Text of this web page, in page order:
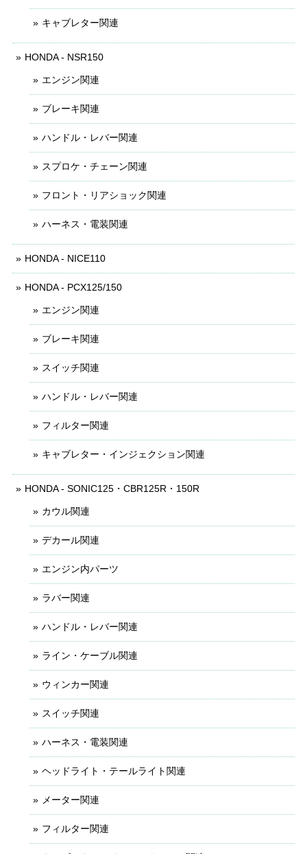
キャブレター関連
HONDA - NSR150
エンジン関連
ブレーキ関連
ハンドル・レバー関連
スプロケ・チェーン関連
フロント・リアショック関連
ハーネス・電装関連
HONDA - NICE110
HONDA - PCX125/150
エンジン関連
ブレーキ関連
スイッチ関連
ハンドル・レバー関連
フィルター関連
キャブレター・インジェクション関連
HONDA - SONIC125・CBR125R・150R
カウル関連
デカール関連
エンジン内パーツ
ラバー関連
ハンドル・レバー関連
ライン・ケーブル関連
ウィンカー関連
スイッチ関連
ハーネス・電装関連
ヘッドライト・テールライト関連
メーター関連
フィルター関連